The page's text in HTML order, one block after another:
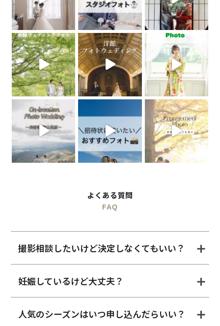
よくある質問
FAQ
撮影相談したいけど決定しなくてもいい？
妊娠しているけど大丈夫？
人気のシーズンはいつ申し込んだらいい？